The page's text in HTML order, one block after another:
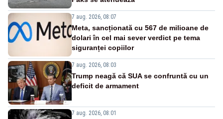
7 aug. 2026, 08:07
Meta, sancționată cu 567 de milioane de
dolari în cel mai sever verdict pe tema
siguranței copiilor
7 aug. 2026, 08:03
Trump neagă că SUA se confruntă cu un
deficit de armament
7 aug. 2026, 08:01